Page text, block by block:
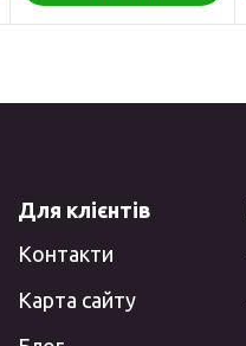
Для клієнтів
Контакти
Карта сайту